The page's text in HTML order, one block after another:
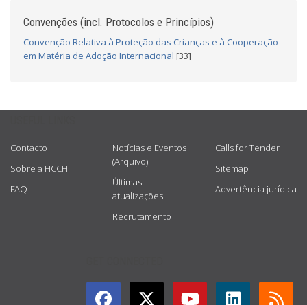
Convenções (incl. Protocolos e Princípios)
Convenção Relativa à Proteção das Crianças e à Cooperação
em Matéria de Adoção Internacional [33]
Contacto
Sobre a HCCH
FAQ
Notícias e Eventos
(Arquivo)
Últimas
atualizações
Recrutamento
Calls for Tender
Sitemap
Advertência jurídica